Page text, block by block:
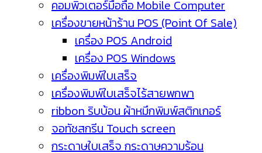
คอมพิวเตอร์มือถือ Mobile Computer
เครื่องขายหน้าร้าน POS (Point Of Sale)
เครื่อง POS Android
เครื่อง POS Windows
เครื่องพิมพ์ใบเสร็จ
เครื่องพิมพ์ใบเสร็จไร้สายพกพา
ribbon ริบบ้อน ผ้าหมึกพิมพ์สติกเกอร์
จอทัชสกรีน Touch screen
กระดาษใบเสร็จ กระดาษความร้อน